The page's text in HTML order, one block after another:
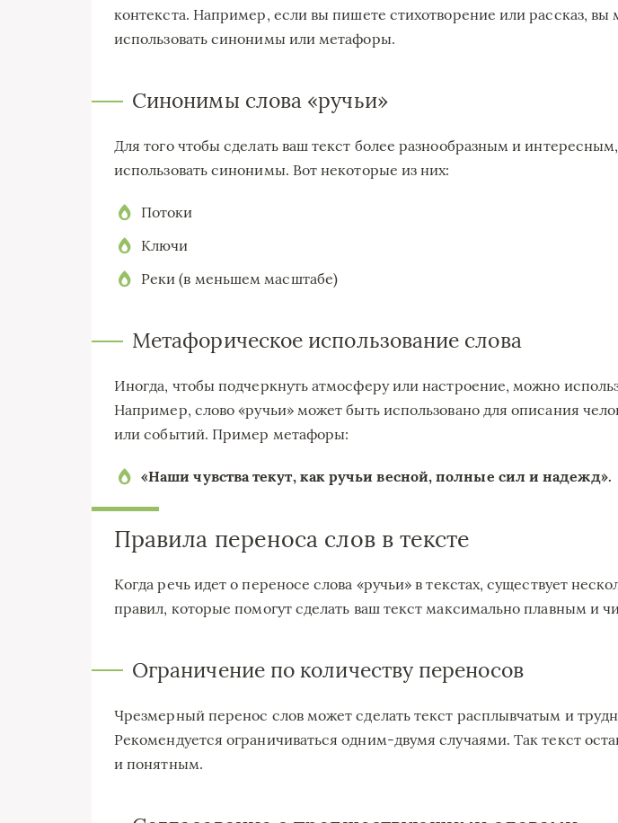
контекста. Например, если вы пишете стихотворение или рассказ, вы
использовать синонимы или метафоры.
Синонимы слова «ручьи»
Для того чтобы сделать ваш текст более разнообразным и
использовать синонимы. Вот некоторые из них:
Потоки
Ключи
Реки (в меньшем масштабе)
Метафорическое использование слова
Иногда, чтобы подчеркнуть атмосферу или настроение, можно
Например, слово «ручьи» может быть использовано для описания
или событий. Пример метафоры:
«Наши чувства текут, как ручьи весной, полные сил и надежд».
Правила переноса слов в тексте
Когда речь идет о переносе слова «ручьи» в текстах, существует
правил, которые помогут сделать ваш текст максимально плавным и
Ограничение по количеству переносов
Чрезмерный перенос слов может сделать текст расплывчатым и
Рекомендуется ограничиваться одним-двумя случаями. Так текст
и понятным.